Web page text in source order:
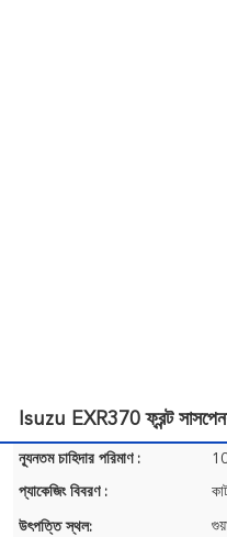
Isuzu EXR370 ফ্রন্ট
ন্যূনতম চাহিদার পরিমাণ :
প্যাকেজিং বিবরণ :
উৎপত্তি স্থল: